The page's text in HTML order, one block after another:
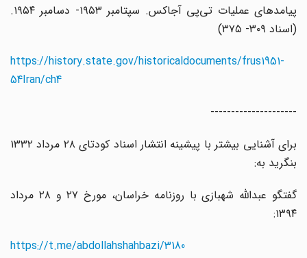
پیامدهای عملیات تی‌پی آجاکس. سپتامبر ۱۹۵۳- دسامبر ۱۹۵۴.
(اسناد ۳۰۹- ۳۷۵)
https://history.state.gov/historicaldocuments/frus1951-
54Iran/ch4
---------------------
برای آشنایی بیشتر با پیشینه انتشار اسناد کودتای ۲۸ مرداد ۱۳۳۲
بنگرید به:‌
گفتگو عبدالله شهبازی با روزنامه خراسان،‌ مورخ ۲۷ و ۲۸ مرداد
۱۳۹۴:
https://t.me/abdollahshahbazi/3180